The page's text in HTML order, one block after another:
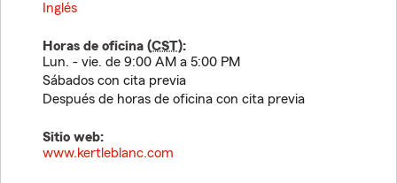
Inglés
Horas de oficina (CST):
Lun. - vie. de 9:00 AM a 5:00 PM
Sábados con cita previa
Después de horas de oficina con cita previa
Sitio web:
www.kertleblanc.com